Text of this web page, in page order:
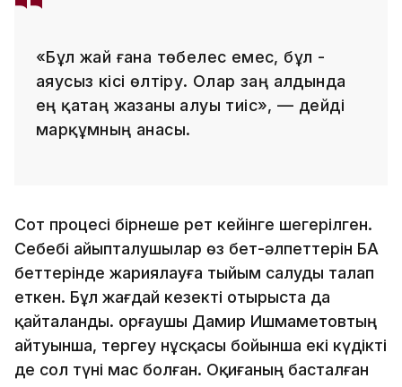
«Бұл жай ғана төбелес емес, бұл -
аяусыз кісі өлтіру. Олар заң алдында
ең қатаң жазаны алуы тиіс», — дейді
марқұмның анасы.
Сот процесі бірнеше рет кейінге шегерілген.
Себебі айыпталушылар өз бет-әлпеттерін БАҚ
беттерінде жариялауға тыйым салуды талап
еткен. Бұл жағдай кезекті отырыста да
қайталанды. Қорғаушы Дамир Ишмаметовтың
айтуынша, тергеу нұсқасы бойынша екі күдікті
де сол түні мас болған. Оқиғаның басталған